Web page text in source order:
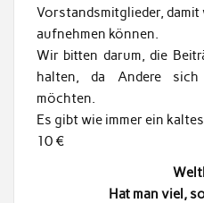
Vorstandsmitglieder,
aufnehmen können.
Wir bitten darum, die
halten, da Andere
möchten.
Es gibt wie immer ein
10 €
Hat man viel,